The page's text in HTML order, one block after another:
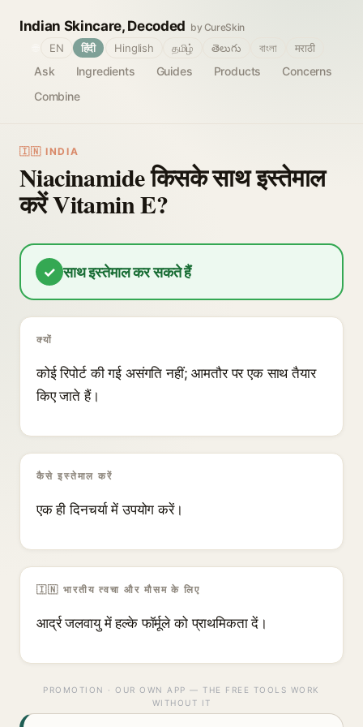
Indian Skincare, Decoded by CureSkin
Ask Ingredients Guides Products
Concerns
Combine
EN हिंदी Hinglish தமிழ் తెలుగు বাংলা मराठी
🇮🇳 INDIA
Niacinamide किसके साथ इस्तेमाल
करें Vitamin E?
✓ साथ इस्तेमाल कर सकते हैं
क्यों
कोई रिपोर्ट की गई असंगति नहीं; आमतौर पर एक साथ तैयार
किए जाते हैं।
कैसे इस्तेमाल करें
एक ही दिनचर्या में उपयोग करें।
🇮🇳 भारतीय त्वचा और मौसम के लिए
आर्द्र जलवायु में हल्के फॉर्मूले को प्राथमिकता दें।
PROMOTION · OUR OWN APP — THE FREE TOOLS WORK
WITHOUT IT